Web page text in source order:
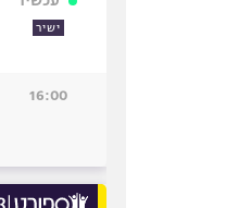
ישיר
16:00